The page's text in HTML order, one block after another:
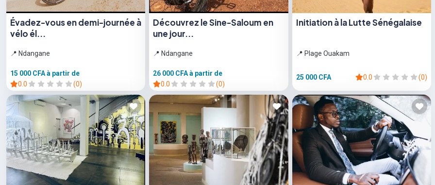
Évadez-vous en demi-journée à
vélo él...
📍 Ndangane
15 000 CFAà partir de
0.0
(0)
Découvrez le Sine-Saloum en
une jour...
📍 Ndangane
26 000 CFAà partir de
0.0
(0)
Initiation à la Lutte Sénégalaise
📍 Plage Ouakam
25 000 CFA 0.0 (0)